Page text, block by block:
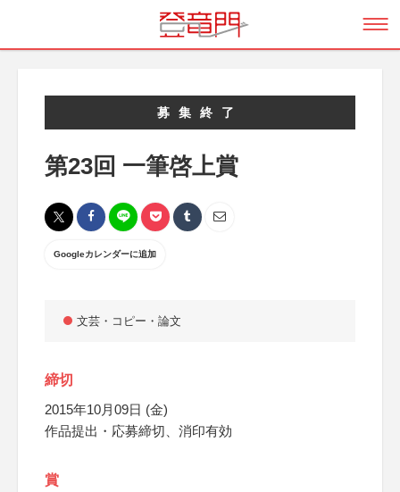
募集終了
第23回 一筆啓上賞
Googleカレンダーに追加
文芸・コピー・論文
締切
2015年10月09日 (金)
作品提出・応募締切、消印有効
賞